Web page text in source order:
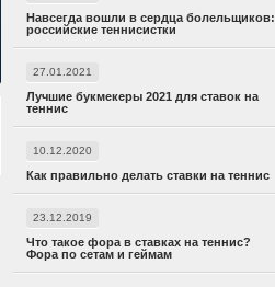
Навсегда вошли в сердца болельщиков:
российские теннисистки
27.01.2021
Лучшие букмекеры 2021 для ставок на
теннис
10.12.2020
Как правильно делать ставки на теннис
23.12.2019
Что такое фора в ставках на теннис?
Фора по сетам и геймам